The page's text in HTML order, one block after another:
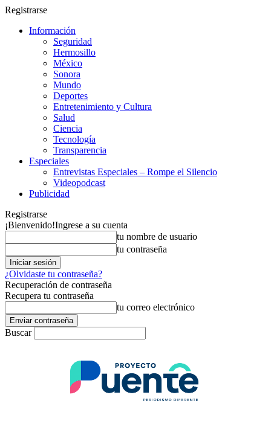
Registrarse
Información
Seguridad
Hermosillo
México
Sonora
Mundo
Deportes
Entretenimiento y Cultura
Salud
Ciencia
Tecnología
Transparencia
Especiales
Entrevistas Especiales – Rompe el Silencio
Videopodcast
Publicidad
Registrarse
¡Bienvenido!Ingrese a su cuenta
tu nombre de usuario
tu contraseña
¿Olvidaste tu contraseña?
Recuperación de contraseña
Recupera tu contraseña
tu correo electrónico
Buscar